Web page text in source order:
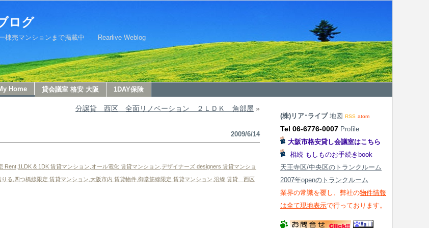
ログ
棟売マンションまで掲載中 Rearlive Weblog
Home 貸会議室 格安 大阪 1DAY保険
分譲貸 西区 全面リノベーション ２ＬＤＫ 角部屋 »
2009/6/14
Rent 1LDK & 1DK 賃貸マンション オール電化 賃貸マンション デザイナーズ designers 賃貸マンショ
りる 四つ橋線限定 賃貸マンション 大阪市内 賃貸物件 御堂筋線限定 賃貸マンション 沿線 賃貸 西区
(株)リア･ライブ 地図 RSS atom
Tel 06-6776-0007 Profile
大阪市格安貸し会議室はこちら
相続 もしものお手続きbook
天王寺区/中央区のトランクルーム
2007年openのトランクルーム
業界の常識を覆し、弊社の物件情報
は全て現地表示で行っております。